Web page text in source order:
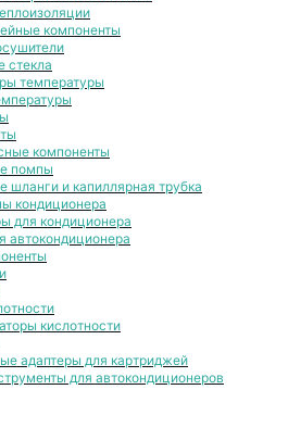
компоненты
стекла
температуры
компоненты
помпы
шланги и капиллярная трубка
кондиционера
для кондиционера
автокондиционера
кислотности
адаптеры для картриджей
для автокондиционеров